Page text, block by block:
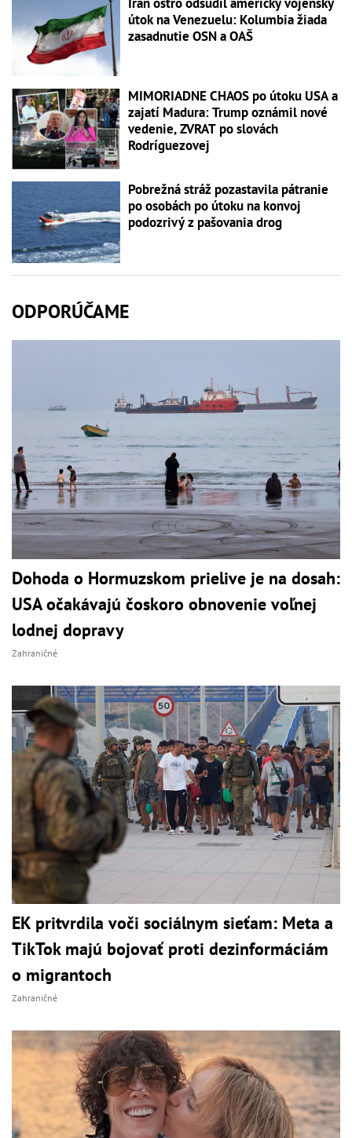
útok na Venezuelu: Kolumbia žiada
zasadnutie OSN a OAŠ
MIMORIADNE CHAOS po útoku USA a
zajatí Madura: Trump oznámil nové
vedenie, ZVRAT po slovách
Rodríguezovej
Pobrežná stráž pozastavila pátranie
po osobách po útoku na konvoj
podozrivý z pašovania drog
ODPORÚČAME
Dohoda o Hormuzskom prielive je na dosah:
USA očakávajú čoskoro obnovenie voľnej
lodnej dopravy
Zahraničné
EK pritvrdila voči sociálnym sieťam: Meta a
TikTok majú bojovať proti dezinformáciám
o migrantoch
Zahraničné